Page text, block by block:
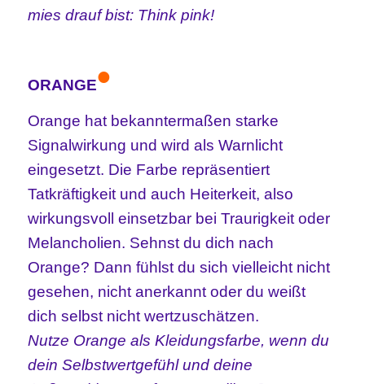
mies drauf bist: Think pink!
ORANGE•
Orange hat bekanntermaßen starke
Signalwirkung und wird als Warnlicht
eingesetzt. Die Farbe repräsentiert
Tatkräftigkeit und auch Heiterkeit, also
wirkungsvoll einsetzbar bei Traurigkeit oder
Melancholien. Sehnst du dich nach
Orange? Dann fühlst du sich vielleicht nicht
gesehen, nicht anerkannt oder du weißt
dich selbst nicht wertzuschätzen.
Nutze Orange als Kleidungsfarbe, wenn du
dein Selbstwertgefühl und deine